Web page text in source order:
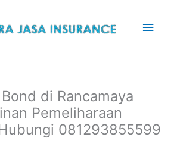
di Rancamaya
Pemeliharaan
081293855599